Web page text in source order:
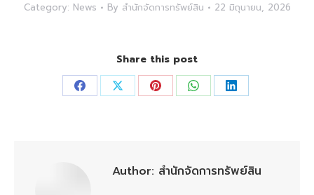
Category: News By สำนักจัดการทรัพย์สิน 22 มิถุนายน, 2026
Share this post
Share Share Share Share Share
Author: สำนักจัดการทรัพย์สิน